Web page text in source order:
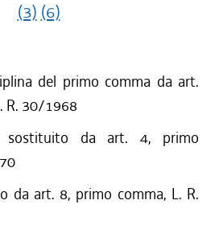
(3) (6)
del primo comma da art.
R. 30/1968
sostituito da art. 4, primo
da art. 8, primo comma, L. R.